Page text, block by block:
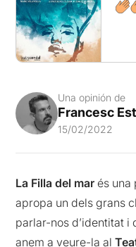
Una opinión de
Francesc
15/02/2022
La Filla del mar és una
apropa un dels grans
parlar-nos d’identitat i
anem a veure-la al